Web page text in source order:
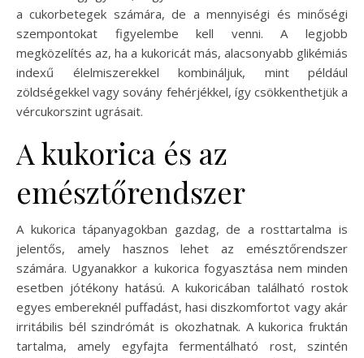
a cukorbetegek számára, de a mennyiségi és minőségi
szempontokat figyelembe kell venni. A legjobb
megközelítés az, ha a kukoricát más, alacsonyabb glikémiás
indexű élelmiszerekkel kombináljuk, mint például
zöldségekkel vagy sovány fehérjékkel, így csökkenthetjük a
vércukorszint ugrásait.
A kukorica és az
emésztőrendszer
A kukorica tápanyagokban gazdag, de a rosttartalma is
jelentős, amely hasznos lehet az emésztőrendszer
számára. Ugyanakkor a kukorica fogyasztása nem minden
esetben jótékony hatású. A kukoricában található rostok
egyes embereknél puffadást, hasi diszkomfortot vagy akár
irritábilis bél szindrómát is okozhatnak. A kukorica fruktán
tartalma, amely egyfajta fermentálható rost, szintén